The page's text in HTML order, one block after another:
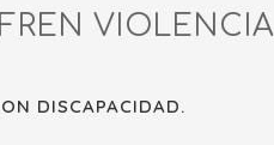
VIOLENCIA
DISCAPACIDAD.